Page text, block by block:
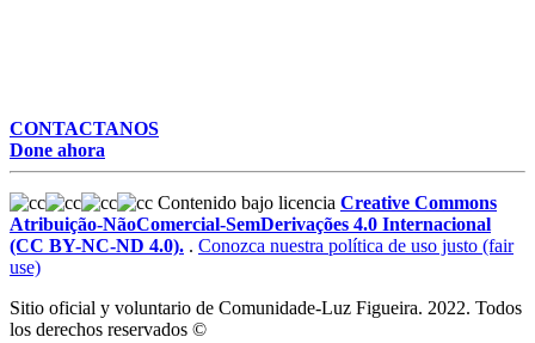
CONTACTANOS
Done ahora
Contenido bajo licencia Creative Commons
Atribuição-NãoComercial-SemDerivações 4.0 Internacional
(CC BY-NC-ND 4.0). . Conozca nuestra política de uso justo (fair
use)
Sitio oficial y voluntario de Comunidade-Luz Figueira. 2022. Todos
los derechos reservados ©